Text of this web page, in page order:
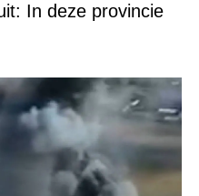
In deze provincie